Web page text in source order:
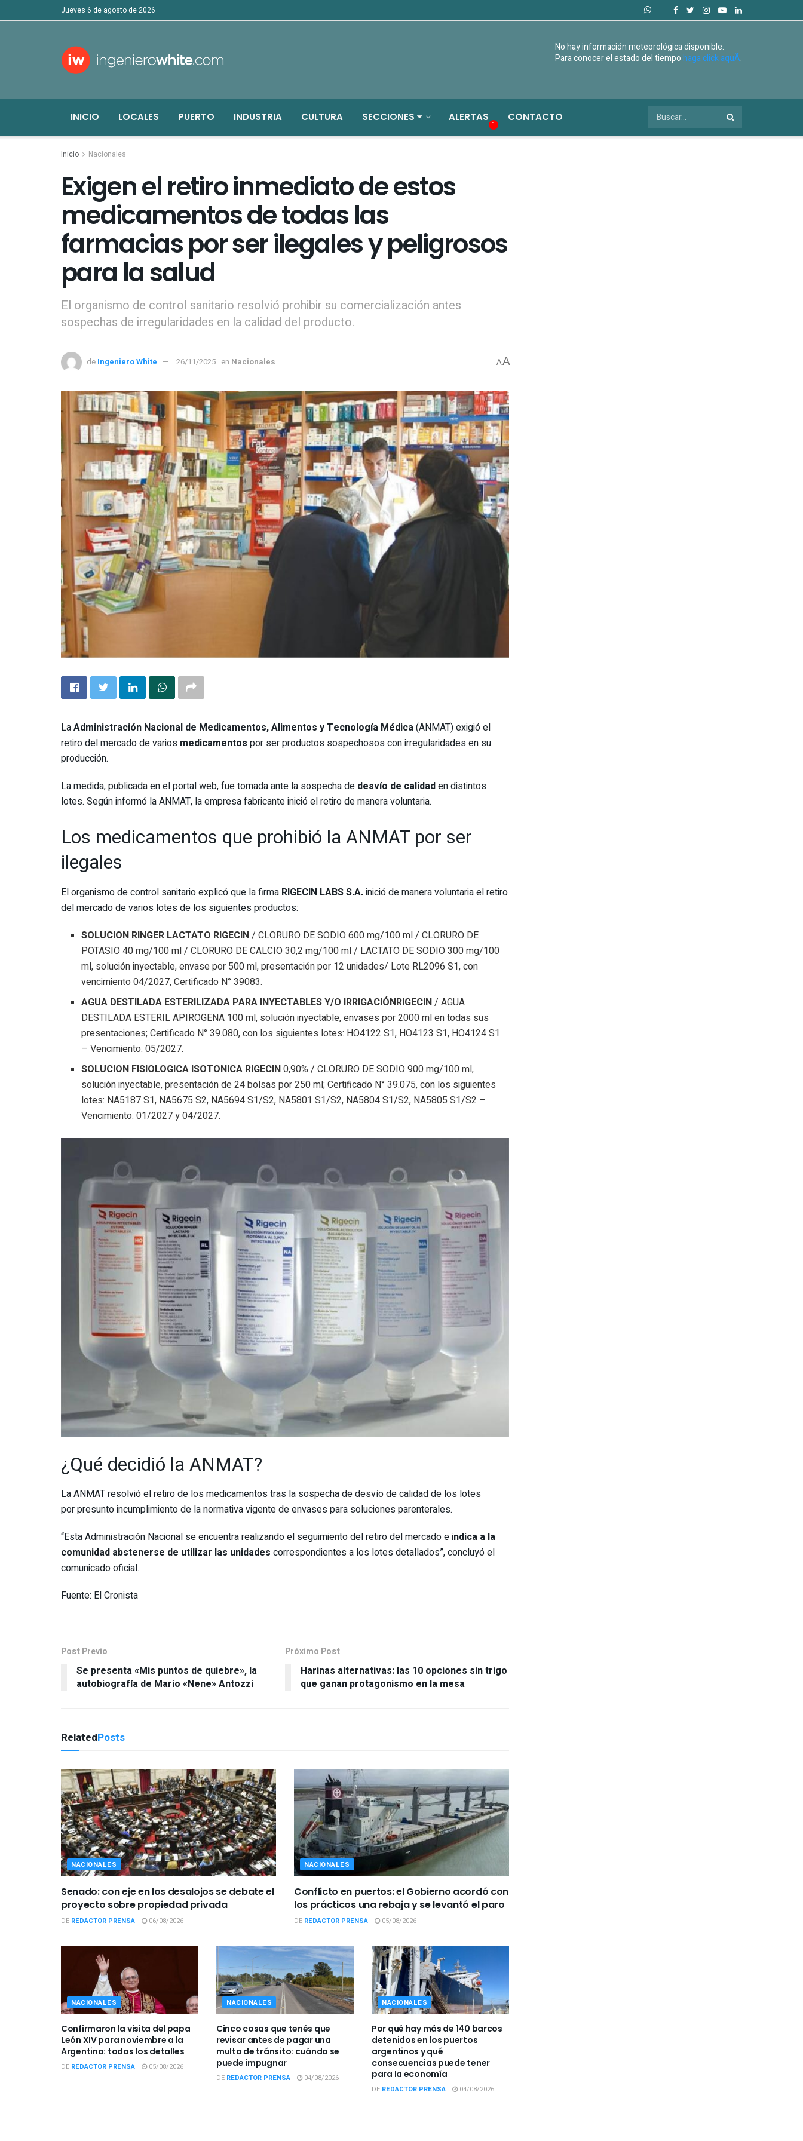
jueves 6 de agosto de 2026
No hay información meteorológica disponible.
Para conocer el estado del tiempohaga click aquÃ­.
INICIO LOCALES PUERTO INDUSTRIA CULTURA SECCIONES ALERTAS
1
CONTACTO
Inicio Nacionales
Exigen el retiro inmediato de estos
medicamentos de todas las
farmacias por ser ilegales y peligrosos
para la salud
El organismo de control sanitario resolvió prohibir su comercialización antes
sospechas de irregularidades en la calidad del producto.
de Ingeniero White 26/11/2025 en Nacionales AA
LaAdministración Nacional de Medicamentos, Alimentos y Tecnología Médica(ANMAT) exigió el
retiro del mercado de varios medicamentos por ser productos sospechosos con irregularidades en su
producción.
La medida, publicada en el portal web, fue tomada ante la sospecha de desvío de calidaden distintos
lotes. Según informó la ANMAT, la empresa fabricante inició el retiro de manera voluntaria.
Los medicamentos que prohibió la ANMAT por ser
ilegales
El organismo de control sanitario explicó que la firma RIGECIN LABS S.A.inició de manera voluntaria el retiro
del mercado de varios lotes de los siguientes productos:
SOLUCION RINGER LACTATO RIGECIN/ CLORURO DE SODIO 600 mg/100 ml / CLORURO DE
POTASIO 40 mg/100 ml / CLORURO DE CALCIO 30,2 mg/100 ml / LACTATO DE SODIO 300 mg/100
ml, solución inyectable, envase por 500 ml, presentación por 12 unidades/ Lote RL2096 S1, con
vencimiento 04/2027, Certificado N° 39083.
AGUA DESTILADA ESTERILIZADA PARA INYECTABLES Y/O IRRIGACIÓNRIGECIN/ AGUA
DESTILADA ESTERIL APIROGENA 100 ml, solución inyectable, envases por 2000 ml en todas sus
presentaciones; Certificado N° 39.080, con los siguientes lotes: HO4122 S1, HO4123 S1, HO4124 S1
– Vencimiento: 05/2027.
SOLUCION FISIOLOGICA ISOTONICA RIGECIN0,90% / CLORURO DE SODIO 900 mg/100 ml,
solución inyectable, presentación de 24 bolsas por 250 ml; Certificado N° 39.075, con los siguientes
lotes: NA5187 S1, NA5675 S2, NA5694 S1/S2, NA5801 S1/S2, NA5804 S1/S2, NA5805 S1/S2 –
Vencimiento: 01/2027 y 04/2027.
¿Qué decidió la ANMAT?
La ANMAT resolvió el retiro de los medicamentos tras la sospecha de desvío de calidad de los lotes
por presunto incumplimiento de la normativa vigente de envases para soluciones parenterales.
“Esta Administración Nacional se encuentra realizando el seguimiento del retiro del mercado e indica a la
comunidad abstenerse de utilizar las unidades correspondientes a los lotes detallados”, concluyó el
comunicado oficial.
Fuente: El Cronista
Post Previo
Se presenta «Mis puntos de quiebre», la
autobiografía de Mario «Nene» Antozzi
Próximo Post
Harinas alternativas: las 10 opciones sin trigo
que ganan protagonismo en la mesa
RelatedPosts
NACIONALES
Senado: con eje en los desalojos se debate el
proyecto sobre propiedad privada
DE REDACTOR PRENSA 06/08/2026
NACIONALES
Conflicto en puertos: el Gobierno acordó con
los prácticos una rebaja y se levantó el paro
DE REDACTOR PRENSA 05/08/2026
NACIONALES
Confirmaron la visita del papa
León XIV para noviembre a la
Argentina: todos los detalles
DE REDACTOR PRENSA 05/08/2026
NACIONALES
Cinco cosas que tenés que
revisar antes de pagar una
multa de tránsito: cuándo se
puede impugnar
DE REDACTOR PRENSA 04/08/2026
NACIONALES
Por qué hay más de 140 barcos
detenidos en los puertos
argentinos y qué
consecuencias puede tener
para la economía
DE REDACTOR PRENSA 04/08/2026